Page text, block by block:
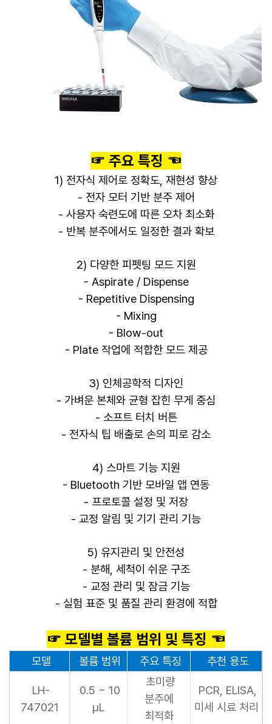
☞ 주요 특징 ☜
1) 전자식 제어로 정확도, 재현성 향상
- 전자 모터 기반 분주 제어
- 사용자 숙련도에 따른 오차 최소화
- 반복 분주에서도 일정한 결과 확보
2) 다양한 피펫팅 모드 지원
- Aspirate / Dispense
- Repetitive Dispensing
- Mixing
- Blow-out
- Plate 작업에 적합한 모드 제공
3) 인체공학적 디자인
- 가벼운 본체와 균형 잡힌 무게 중심
- 소프트 터치 버튼
- 전자식 팁 배출로 손의 피로 감소
4) 스마트 기능 지원
- Bluetooth 기반 모바일 앱 연동
- 프로토콜 설정 및 저장
- 교정 알림 및 기기 관리 기능
5) 유지관리 및 안전성
- 분해, 세척이 쉬운 구조
- 교정 관리 및 잠금 기능
- 실험 표준 및 품질 관리 환경에 적합
☞ 모델별 볼륨 범위 및 특징 ☜
모델 볼륨 범위 주요 특징 추천 용도
LH-
747021
0.5 ~ 10
µL
초미량
분주에
최적화
PCR, ELISA,
미세 시료 처리